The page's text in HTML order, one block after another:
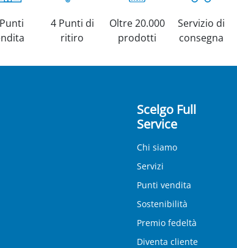
4 Punti di
ritiro
Oltre 20.000
prodotti
Servizio di
consegna
Scelgo Full
Service
Chi siamo
Servizi
Punti vendita
Sostenibilità
Premio fedeltà
Diventa cliente